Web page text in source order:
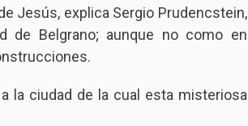
Jesús, explica Sergio Prudencstein,
de Belgrano; aunque no como en
la ciudad de la cual esta misteriosa